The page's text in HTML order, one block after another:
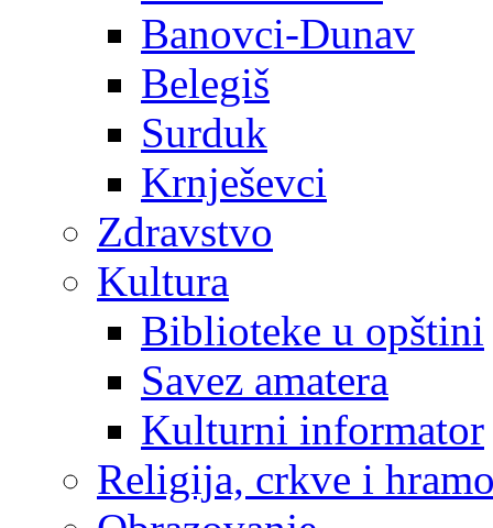
Banovci-Dunav
Belegiš
Surduk
Krnješevci
Zdravstvo
Kultura
Biblioteke u opštini
Savez amatera
Kulturni informator
Religija, crkve i